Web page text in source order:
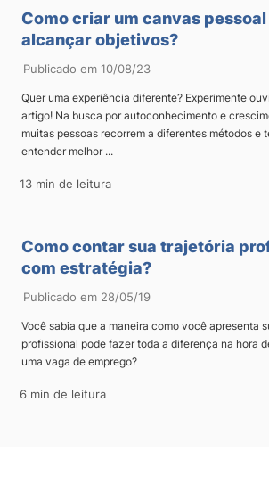
Como criar um canvas
alcançar objetivos?
Publicado em 10/08/23
Quer uma experiência diferente? Experimente
artigo! Na busca por autoconhecimento e
muitas pessoas recorrem a diferentes métodos e
entender melhor ...
13 min de leitura
Como contar sua trajetória
com estratégia?
Publicado em 28/05/19
Você sabia que a maneira como você apresenta
profissional pode fazer toda a diferença na hora
uma vaga de emprego?
6 min de leitura